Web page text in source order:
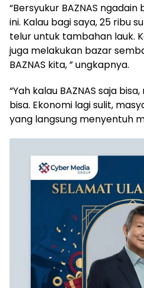
“Bersyukur BAZNAS
ini. Kalau bagi saya, 25 ribu
telur untuk tambahan lauk.
juga melakukan bazar
BAZNAS kita, ” ungkapnya.
“Yah kalau BAZNAS saja
bisa. Ekonomi lagi sulit,
yang langsung menyentuh